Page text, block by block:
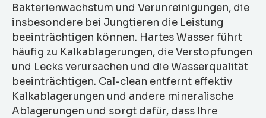
Bakterienwachstum und Verunreinigungen, die
insbesondere bei Jungtieren die Leistung
beeinträchtigen können. Hartes Wasser führt
häufig zu Kalkablagerungen, die Verstopfungen
und Lecks verursachen und die Wasserqualität
beeinträchtigen. Cal-clean entfernt effektiv
Kalkablagerungen und andere mineralische
Ablagerungen und sorgt dafür, dass Ihre